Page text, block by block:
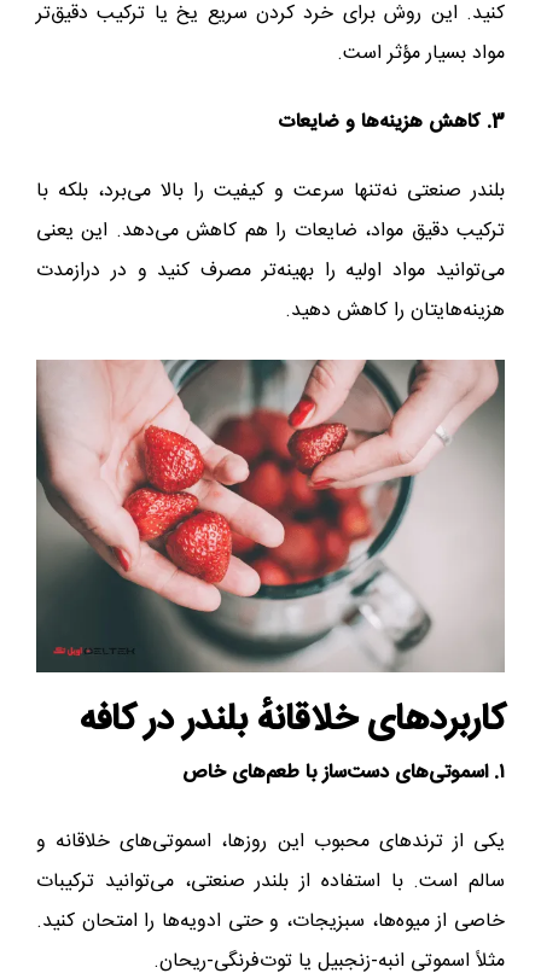
کنید. این روش برای خرد کردن سریع یخ یا ترکیب دقیق‌تر
مواد بسیار مؤثر است.
3. کاهش هزینه‌ها و ضایعات
بلندر صنعتی نه‌تنها سرعت و کیفیت را بالا می‌برد، بلکه با
ترکیب دقیق مواد، ضایعات را هم کاهش می‌دهد. این یعنی
می‌توانید مواد اولیه را بهینه‌تر مصرف کنید و در درازمدت
هزینه‌هایتان را کاهش دهید.
کاربردهای خلاقانهٔ بلندر در کافه
۱. اسموتی‌های دست‌ساز با طعم‌های خاص
یکی از ترندهای محبوب این روزها، اسموتی‌های خلاقانه و
سالم است. با استفاده از بلندر صنعتی، می‌توانید ترکیبات
خاصی از میوه‌ها، سبزیجات، و حتی ادویه‌ها را امتحان کنید.
مثلاً اسموتی انبه-زنجبیل یا توت‌فرنگی-ریحان.